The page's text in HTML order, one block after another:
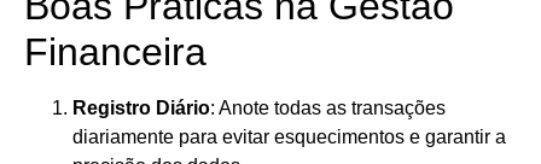
Financeira
Registro Diário: Anote todas as transações
diariamente para evitar esquecimentos e garantir a